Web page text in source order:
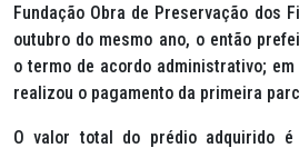
Fundação Obra de Preservação dos
outubro do mesmo ano, o então
o termo de acordo administrativo;
realizou o pagamento da primeira
O valor total do prédio adquirido é